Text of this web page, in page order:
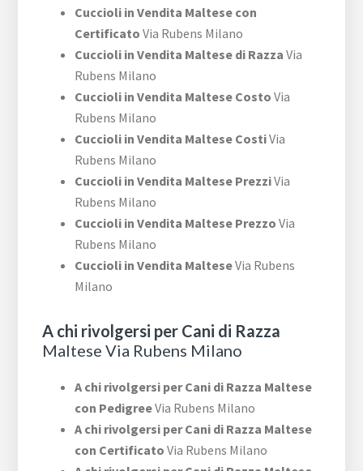
Cuccioli in Vendita Maltese con
Certificato Via Rubens Milano
Cuccioli in Vendita Maltese di Razza Via
Rubens Milano
Cuccioli in Vendita Maltese Costo Via
Rubens Milano
Cuccioli in Vendita Maltese CostiVia
Rubens Milano
Cuccioli in Vendita Maltese PrezziVia
Rubens Milano
Cuccioli in Vendita Maltese Prezzo Via
Rubens Milano
Cuccioli in Vendita MalteseVia Rubens
Milano
A chi rivolgersi per Cani di Razza
Maltese Via Rubens Milano
A chi rivolgersi per Cani di Razza Maltese
con PedigreeVia Rubens Milano
A chi rivolgersi per Cani di Razza Maltese
con Certificato Via Rubens Milano